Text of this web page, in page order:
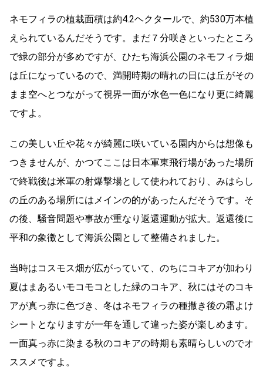
ネモフィラの植栽面積は約4.2ヘクタールで、約530万本植
えられているんだそうです。まだ７分咲きといったところ
で緑の部分が多めですが、ひたち海浜公園のネモフィラ畑
は丘になっているので、満開時期の晴れの日には丘がその
まま空へとつながって視界一面が水色一色になり更に綺麗
ですよ。
この美しい丘や花々が綺麗に咲いている園内からは想像も
つきませんが、かつてここは日本軍東飛行場があった場所
で終戦後は米軍の射爆撃場として使われており、みはらし
の丘のある場所にはメインの的があったんだそうです。そ
の後、騒音問題や事故が重なり返還運動が拡大。返還後に
平和の象徴として海浜公園として整備されました。
当時はコスモス畑が広がっていて、のちにコキアが加わり
夏はまあるいモコモコとした緑のコキア、秋にはそのコキ
アが真っ赤に色づき、冬はネモフィラの種撒き後の霜よけ
シートとなりますが一年を通して違った姿が楽しめます。
一面真っ赤に染まる秋のコキアの時期も素晴らしいのでオ
ススメですよ。